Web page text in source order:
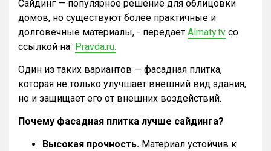
Сайдинг — популярное решение для облицовки
домов, но существуют более практичные и
долговечные материалы, - передает Almaty.tv со
ссылкой на Pravda.ru.
Один из таких вариантов — фасадная плитка,
которая не только улучшает внешний вид здания,
но и защищает его от внешних воздействий.
Почему фасадная плитка лучше сайдинга?
Высокая прочность. Материал устойчив к